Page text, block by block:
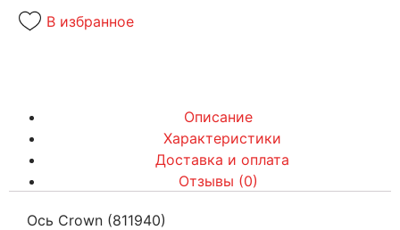
В избранное
Описание
Характеристики
Доставка и оплата
Отзывы (0)
Ось Crown (811940)